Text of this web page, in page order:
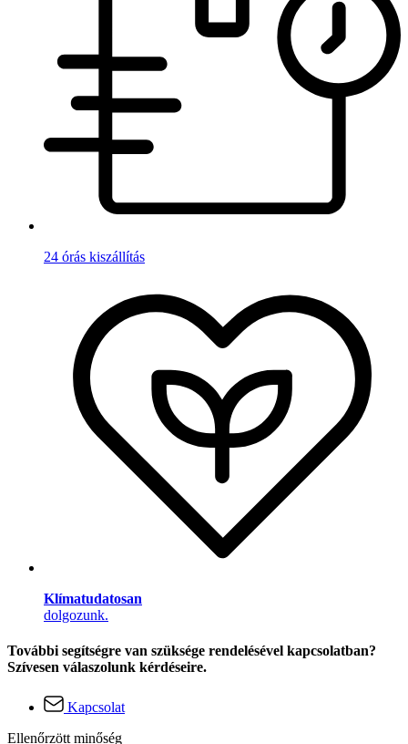
24 órás kiszállítás
Klímatudatosan
dolgozunk.
További segítségre van szüksége rendelésével kapcsolatban?
Szívesen válaszolunk kérdéseire.
Kapcsolat
Ellenőrzött minőség